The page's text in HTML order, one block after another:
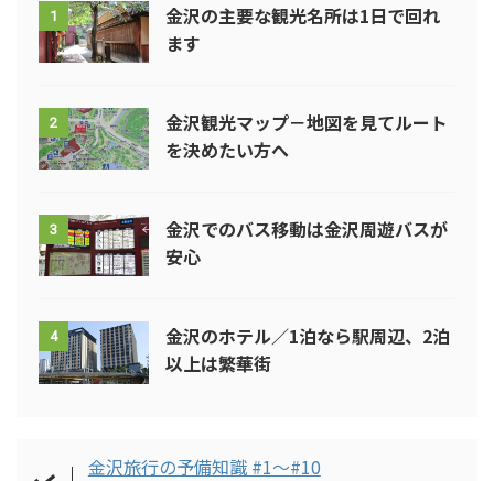
1
金沢の主要な観光名所は1日で回れ
ます
2
金沢観光マップ－地図を見てルート
を決めたい方へ
3
金沢でのバス移動は金沢周遊バスが
安心
4
金沢のホテル／1泊なら駅周辺、2泊
以上は繁華街
金沢旅行の予備知識 #1～#10